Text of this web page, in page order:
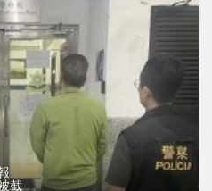
截